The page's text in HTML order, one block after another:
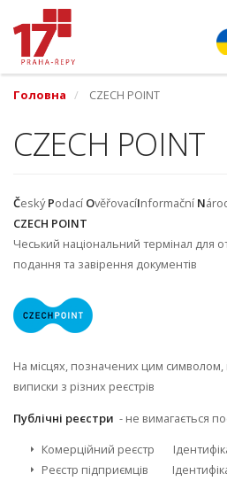
Перейти
до
основного
вмісту
Головна
CZECH POINT
CZECH POINT
ČeskýPodací OvěřovacíInformační N
CZECH POINT
Чеський національний термінал для
подання та завірення документів
На місцях, позначених цим
виписки з різних реєстрів
Публічні реєстри - не вимагається
Комерційний реєстр
Реєстр підприємців